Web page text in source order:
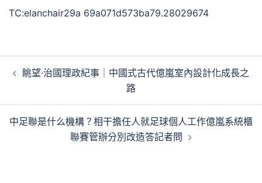
TC:elanchair29a 69a071d573ba79.28029674
章
眺望·治國理政紀事｜中國式古代億嵐室內設計化成長之
路
中足聯是什么機構？相干擔任人就足球個人工作億嵐系統櫃
聯賽管辦分別改造答記者問